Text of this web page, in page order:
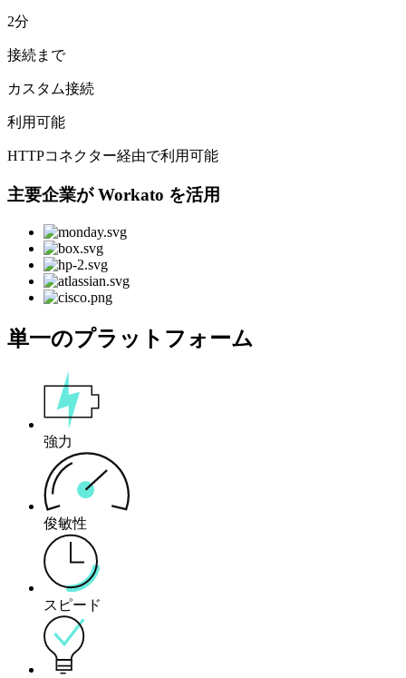
2分
接続まで
カスタム接続
利用可能
HTTPコネクター経由で利用可能
主要企業が Workato を活用
単一のプラットフォーム
強力
俊敏性
スピード